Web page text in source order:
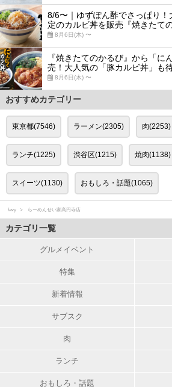
8/6〜｜ゆずぽん酢でさっぱり
定のカルビ丼を販売『焼きたて
8月6日(木) 〜
『焼きたてのかるび』から「に
売！大人気の「豚カルビ丼」も
8月6日(木) 〜
おすすめカテゴリー
東京都(7546) ラーメン(2305) 肉(2253)
ランチ(1225) 渋谷区(1215) 焼肉(1138)
スイーツ(1130) おもしろ・話題(1065)
favy らーめんせい家高円寺店
カテゴリ一覧
グルメイベント
特集
新着情報
サブスク
肉
ランチ
おもしろ・話題